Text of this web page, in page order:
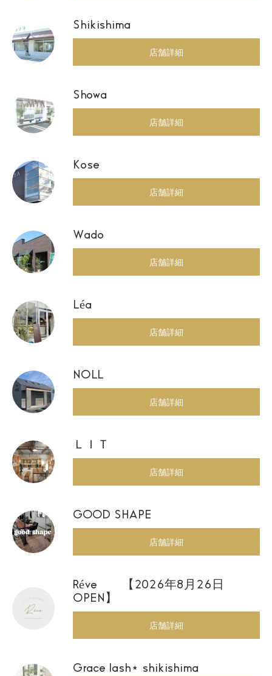
Shikishima
店舗詳細
Showa
店舗詳細
Kose
店舗詳細
Wado
店舗詳細
Léa
店舗詳細
NOLL
店舗詳細
ＬＩＴ
店舗詳細
GOOD SHAPE
店舗詳細
Réve 【2026年8月26日
OPEN】
店舗詳細
Grace lash⋆ shikishima